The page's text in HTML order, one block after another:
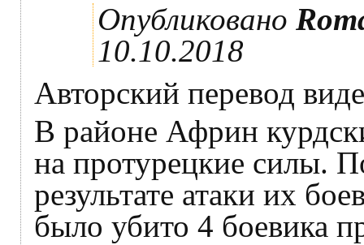
Опубликовано
10.10.2018
Авторский перевод
В районе Африн
на протурецкие силы.
результате атаки их
было убито 4 боевика